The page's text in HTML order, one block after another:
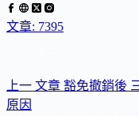
文章: 7395
上一 文章 豁免撤銷後
原因